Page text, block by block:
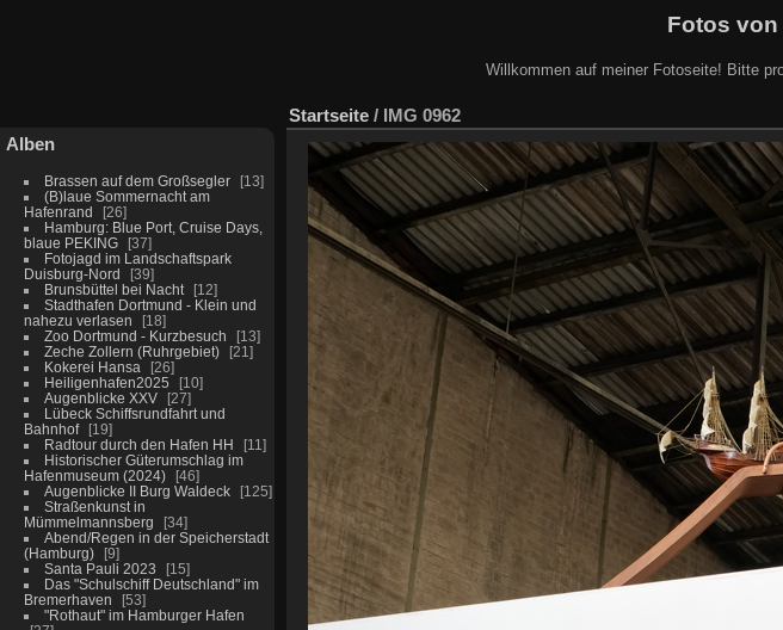
Fotos von
Willkommen auf meiner Fotoseite! Bitte
Alben
Brassen auf dem Großsegler
13
(B)laue Sommernacht am
Hafenrand
26
Hamburg: Blue Port, Cruise Days,
blaue PEKING
37
Fotojagd im Landschaftspark
Duisburg-Nord
39
Brunsbüttel bei Nacht
12
Stadthafen Dortmund - Klein und
nahezu verlasen
18
Zoo Dortmund - Kurzbesuch
13
Zeche Zollern (Ruhrgebiet)
21
Kokerei Hansa
26
Heiligenhafen2025
10
Augenblicke XXV
27
Lübeck Schiffsrundfahrt und
Bahnhof
19
Radtour durch den Hafen HH
11
Historischer Güterumschlag im
Hafenmuseum (2024)
46
Augenblicke II Burg Waldeck
125
Straßenkunst in
Mümmelmannsberg
34
Abend/Regen in der Speicherstadt
(Hamburg)
9
Santa Pauli 2023
15
Das "Schulschiff Deutschland" im
Bremerhaven
53
"Rothaut" im Hamburger Hafen
Startseite / IMG 0962